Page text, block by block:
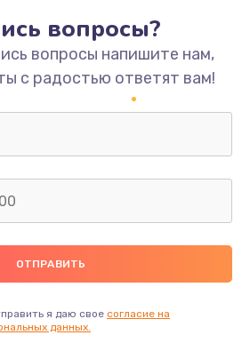
вопросы?
вопросы напишите нам,
с радостью ответят вам!
я даю свое согласие на
данных.